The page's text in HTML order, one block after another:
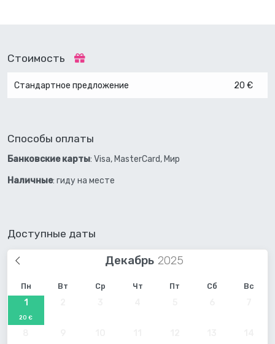
Стоимость
Стандартное предложение 20 €
Способы оплаты
Банковские карты: Visa, MasterCard, Мир
Наличные: гиду на месте
Доступные даты
Декабрь
Пн Вт Ср Чт Пт Сб Вс
1
20 €